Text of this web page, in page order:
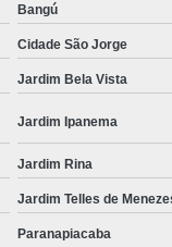
Bangú
Cidade São Jorge
Jardim Bela Vista
Jardim Ipanema
Jardim Rina
Jardim Telles de
Paranapiacaba